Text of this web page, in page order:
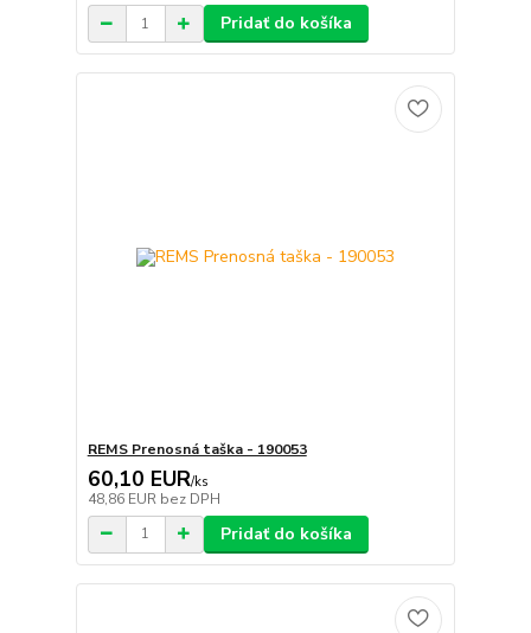
Pridať do košíka
REMS Prenosná taška - 190053
60,10 EUR/ks
48,86 EUR bez DPH
Pridať do košíka